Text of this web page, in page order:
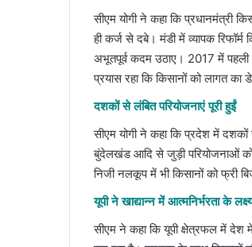
सीएम योगी ने कहा कि प्रधानमंत्री
ही कर्ज से दबे। मंडी में व्यापक
अभूतपूर्व कदम उठाए। 2017 में पहली
प्रयास रहा कि किसानों को लागत
दशकों से लंबित परियोजनाएं पूरी हुईं
सीएम योगी ने कहा कि प्रदेश में दशकों
बुंदेलखंड आदि से जुड़ी परियोजनाओं को
निजी नलकूप में भी किसानों को फ्री
यूपी ने खाद्यान्न में आत्मनिर्भरता के
सीएम ने कहा कि यूपी क्षेत्रफल में देश